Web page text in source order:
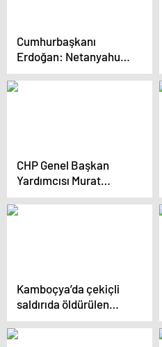
Cumhurbaşkanı
Erdoğan: Netanyahu
ve yönetimi Filistin
halkına soykırım
CHP Genel Başkan
Yardımcısı Murat
Bakan, AKP’nin İdil
Belediye Başkan Adayı
Kamboçya’da çekiçli
saldırıda öldürülen
Türk için Bakan Fidan
devreye girdi